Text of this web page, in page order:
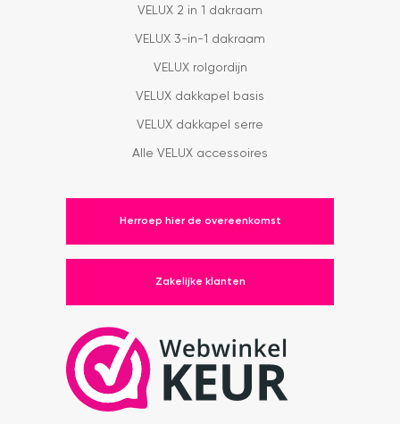
VELUX 2 in 1 dakraam
VELUX 3-in-1 dakraam
VELUX rolgordijn
VELUX dakkapel basis
VELUX dakkapel serre
Alle VELUX accessoires
Herroep hier de overeenkomst
Zakelijke klanten